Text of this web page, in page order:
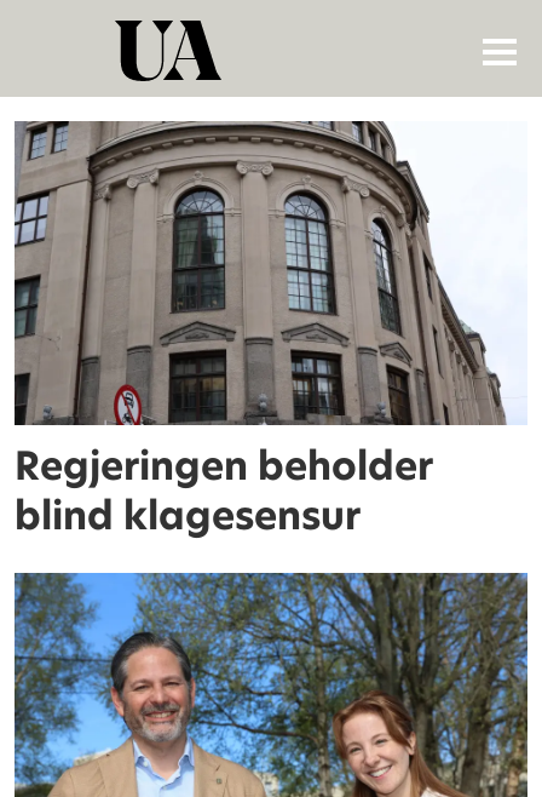
Tag:
studieavgift
Regjeringen beholder
blind klagesensur